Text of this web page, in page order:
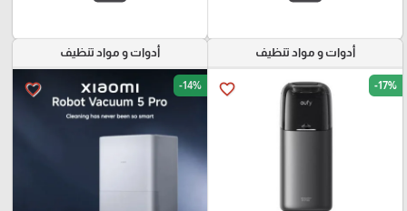
أدوات و مواد تنظيف
favorite_border -17%
أدوات و مواد تنظيف
favorite_border -14%